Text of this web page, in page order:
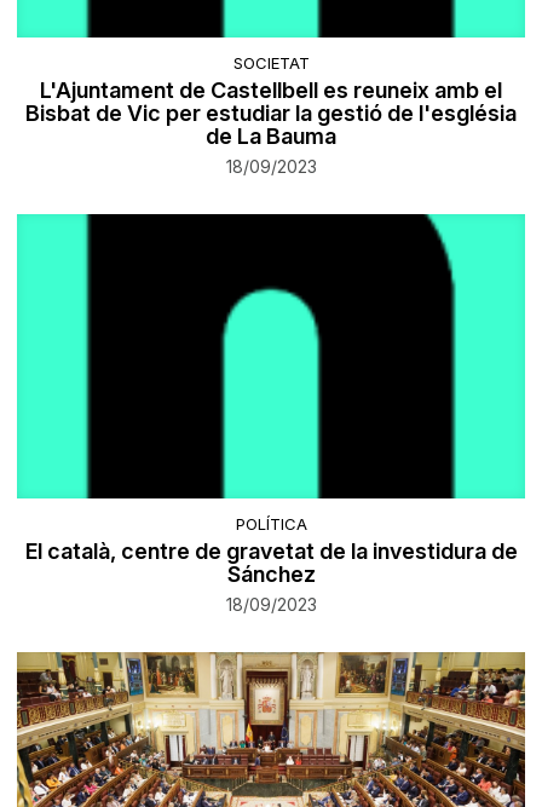
SOCIETAT
L'Ajuntament de Castellbell es reuneix amb el
Bisbat de Vic per estudiar la gestió de l'església
de La Bauma
18/09/2023
POLÍTICA
El català, centre de gravetat de la investidura de
Sánchez
18/09/2023